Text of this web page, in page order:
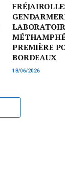
PREMIÈRE
BORDEAUX
18/06/2026